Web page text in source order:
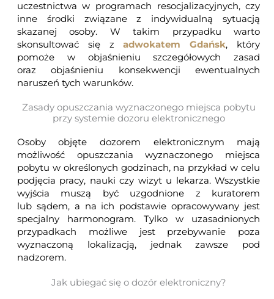
uczestnictwa w programach resocjalizacyjnych, czy
inne środki związane z indywidualną sytuacją
skazanej osoby. W takim przypadku warto
skonsultować się zadwokatem Gdańsk, który
pomoże w objaśnieniu szczegółowych zasad
oraz objaśnieniu konsekwencji ewentualnych
naruszeń tych warunków.
Zasady opuszczania wyznaczonego miejsca pobytu
przy systemie dozoru elektronicznego
Osoby objęte dozorem elektronicznym mają
możliwość opuszczania wyznaczonego miejsca
pobytu w określonych godzinach, na przykład w celu
podjęcia pracy, nauki czy wizyt u lekarza. Wszystkie
wyjścia muszą być uzgodnione z kuratorem
lub sądem, a na ich podstawie opracowywany jest
specjalny harmonogram. Tylko w uzasadnionych
przypadkach możliwe jest przebywanie poza
wyznaczoną lokalizacją, jednak zawsze pod
nadzorem.
Jak ubiegać się o dozór elektroniczny?